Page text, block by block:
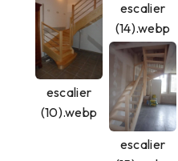
escalier
(10).webp
escalier
(14).webp
escalier